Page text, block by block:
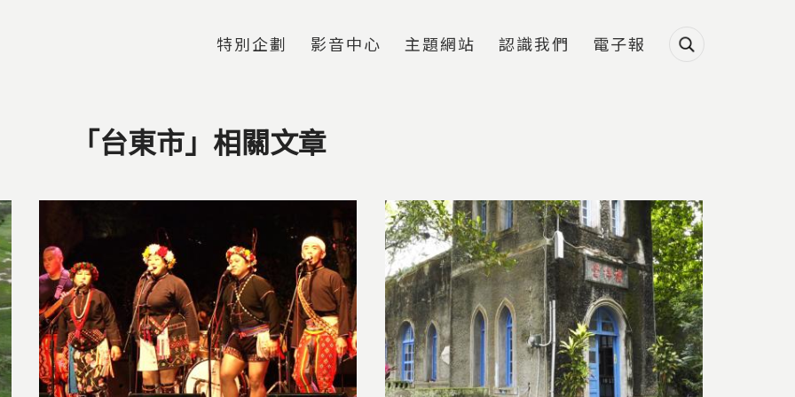
特別企劃 影音中心 主題網站 認識我們 電子報
「台東市」相關文章